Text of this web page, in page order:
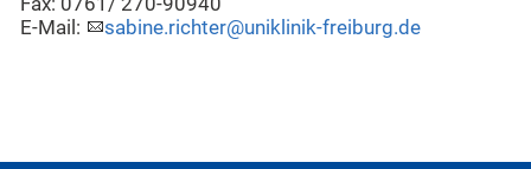
E-Mail:
sabine.richter@uniklinik-freiburg.de